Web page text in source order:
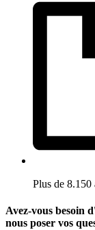
Plus de 8.150
Avez-vous besoin
nous poser vos